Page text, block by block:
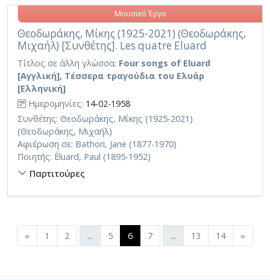
Θεοδωράκης, Μίκης (1925-2021) (Θεοδωράκης,
Μιχαήλ) [Συνθέτης]. Les quatre Eluard
Μουσικό Έργο
Τίτλος σε άλλη γλώσσα: Four songs of Eluard
[Αγγλική], Τέσσερα τραγούδια του Ελυάρ
[Ελληνική]
Ημερομηνίες: 14-02-1958
Συνθέτης: Θεοδωράκης, Μίκης (1925-2021)
(Θεοδωράκης, Μιχαήλ)
Αφιέρωση σε: Bathori, Jane (1877-1970)
Ποιητής: Éluard, Paul (1895-1952)
Παρτιτούρες
« 1 2 ... 5 6(current)
7 ... 13 14 »